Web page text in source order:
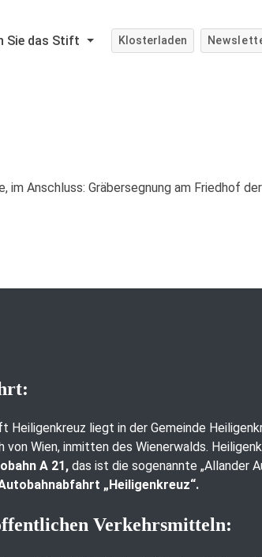
Sie das Stift Klosterladen
Anschluss: Gräbersegnung am Friedhof
Heiligenkreuz liegt in der Gemeinde
von Wien, inmitten des Wienerwalds.
A 21, das ist die sogenannte „Allander
„Heiligenkreuz“.
Verkehrsmitteln: